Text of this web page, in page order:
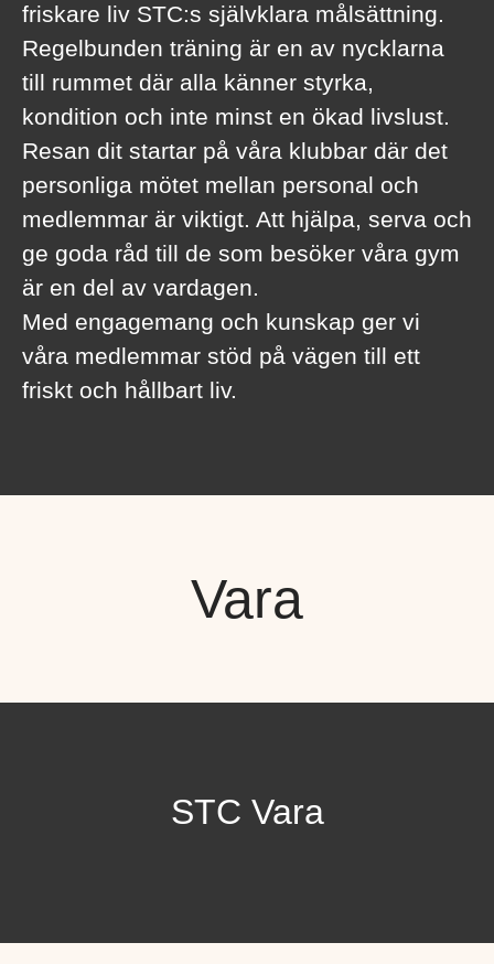
friskare liv STC:s självklara målsättning.
Regelbunden träning är en av nycklarna
till rummet där alla känner styrka,
kondition och inte minst en ökad livslust.
Resan dit startar på våra klubbar där det
personliga mötet mellan personal och
medlemmar är viktigt. Att hjälpa, serva och
ge goda råd till de som besöker våra gym
är en del av vardagen.
Med engagemang och kunskap ger vi
våra medlemmar stöd på vägen till ett
friskt och hållbart liv.
Vara
STC Vara